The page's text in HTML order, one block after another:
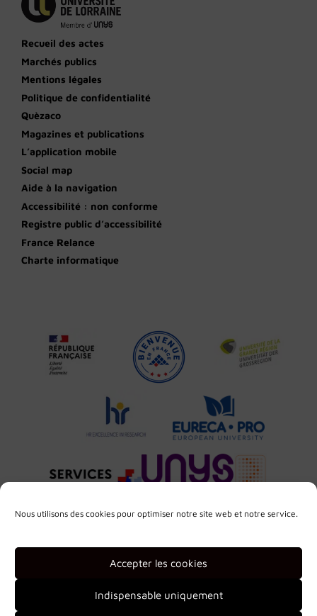
Nous utilisons des cookies pour optimiser notre site web et notre service.
Accepter les cookies
Indispensable uniquement
Recueil des actes
Marchés publics
Mentions légales
Politique de confidentialité
Quèzaco
Magazines et publications
L’application mobile
Social map
Aide à la navigation
Accessibilité : non conforme
Registre public d’accessibilité
France Relance
Charte informatique